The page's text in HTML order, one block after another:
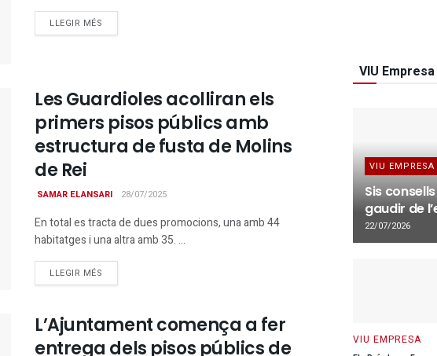
LLEGIR MÉS
Les Guardioles acolliran els
primers pisos públics amb
estructura de fusta de Molins
de Rei
SAMAR ELANSARI 28/07/2025
En total es tracta de dues promocions, una amb 44
habitatges i una altra amb 35. ...
LLEGIR MÉS
L’Ajuntament comença a fer
entrega dels pisos públics de
VIU Empresa
VIU EMPRESA
Sis
gaudir de
22/07/2026
VIU EMPRESA